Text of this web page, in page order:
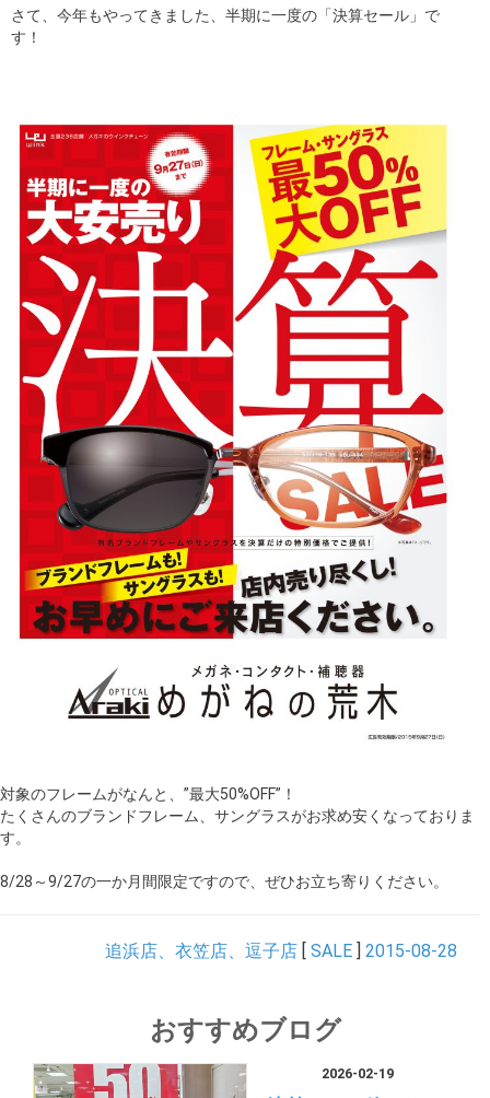
さて、今年もやってきました、半期に一度の「決算セール」で
す！
対象のフレームがなんと、”最大50%OFF”！
たくさんのブランドフレーム、サングラスがお求め安くなっておりま
す。
8/28～9/27の一か月間限定ですので、ぜひお立ち寄りください。
追浜店、衣笠店、逗子店 [ SALE ] 2015-08-28
おすすめブログ
2026-02-19